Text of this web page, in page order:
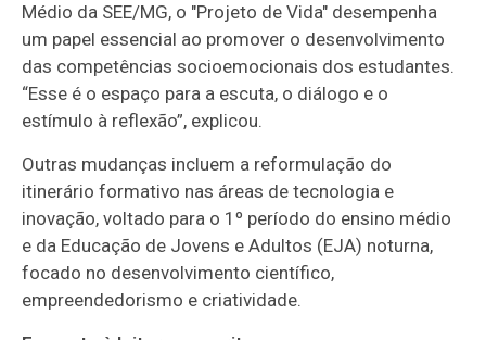
Médio da SEE/MG, o "Projeto de Vida" desempenha
um papel essencial ao promover o desenvolvimento
das competências socioemocionais dos estudantes.
“Esse é o espaço para a escuta, o diálogo e o
estímulo à reflexão”, explicou.
Outras mudanças incluem a reformulação do
itinerário formativo nas áreas de tecnologia e
inovação, voltado para o 1º período do ensino médio
e da Educação de Jovens e Adultos (EJA) noturna,
focado no desenvolvimento científico,
empreendedorismo e criatividade.